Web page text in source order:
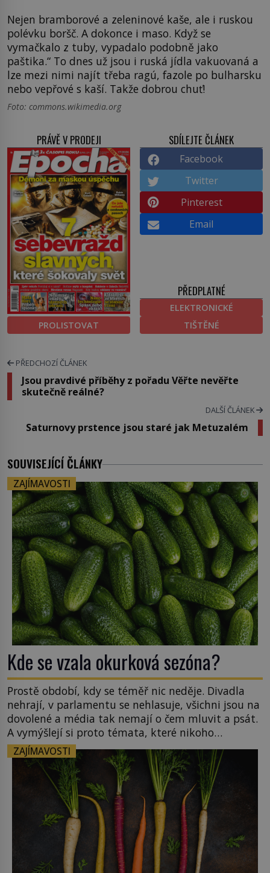
Nejen bramborové a zeleninové kaše, ale i ruskou
polévku boršč. A dokonce i maso. Když se
vymačkalo z tuby, vypadalo podobně jako
paštika.“ To dnes už jsou i ruská jídla vakuovaná a
lze mezi nimi najít třeba ragú, fazole po bulharsku
nebo vepřové s kaší. Takže dobrou chuť!
Foto: commons.wikimedia.org
PRÁVĚ V PRODEJI
PROLISTOVAT
SDÍLEJTE ČLÁNEK
Facebook
Twitter
Pinterest
Email
PŘEDPLATNÉ
ELEKTRONICKÉ
TIŠTĚNÉ
PŘEDCHOZÍ ČLÁNEK
Jsou pravdivé příběhy z pořadu Věřte nevěřte
skutečně reálné?
DALŠÍ ČLÁNEK
Saturnovy prstence jsou staré jak Metuzalém
SOUVISEJÍCÍ ČLÁNKY
ZAJÍMAVOSTI
Kde se vzala okurková sezóna?
Prostě období, kdy se téměř nic neděje. Divadla
nehrají, v parlamentu se nehlasuje, všichni jsou na
dovolené a média tak nemají o čem mluvit a psát.
A vymýšlejí si proto témata, které nikoho
nezajímají. Proč je však ona letní doba spojovaná
zrovna s okurkami? Okurkovou sezónu známe už
od poloviny 19. století, ovšem jako Češi […]
ZAJÍMAVOSTI